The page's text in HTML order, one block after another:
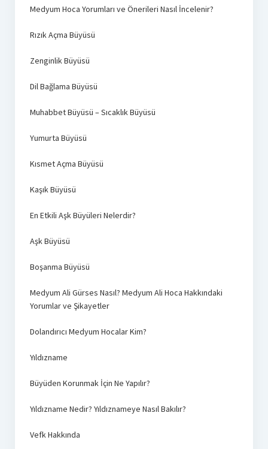
Medyum Hoca Yorumları ve Önerileri Nasıl İncelenir?
Rızık Açma Büyüsü
Zenginlik Büyüsü
Dil Bağlama Büyüsü
Muhabbet Büyüsü – Sıcaklık Büyüsü
Yumurta Büyüsü
Kısmet Açma Büyüsü
Kaşık Büyüsü
En Etkili Aşk Büyüleri Nelerdir?
Aşk Büyüsü
Boşanma Büyüsü
Medyum Ali Gürses Nasıl? Medyum Ali Hoca Hakkındaki
Yorumlar ve Şikayetler
Dolandırıcı Medyum Hocalar Kim?
Yıldızname
Büyüden Korunmak İçin Ne Yapılır?
Yıldızname Nedir? Yıldıznameye Nasıl Bakılır?
Vefk Hakkında